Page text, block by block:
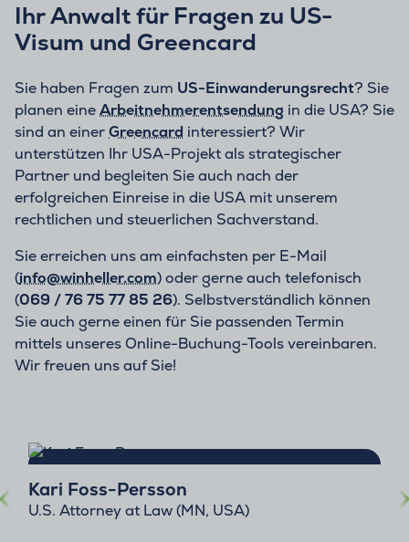
Ihr Anwalt für Fragen zu US-
Visum und Greencard
Sie haben Fragen zum US-Einwanderungsrecht? Sie
planen eineArbeitnehmerentsendung in die USA? Sie
sind an einerGreencard interessiert? Wir
unterstützen Ihr USA-Projekt als strategischer
Partner und begleiten Sie auch nach der
erfolgreichen Einreise in die USA mit unserem
rechtlichen und steuerlichen Sachverstand.
Sie erreichen uns am einfachsten per E-Mail
(info@winheller.com) oder gerne auch telefonisch
(069 / 76 75 77 85 26). Selbstverständlich können
Sie auch gerne einen für Sie passenden Termin
mittels unseres Online-Buchung-Tools vereinbaren.
Wir freuen uns auf Sie!
Kari Foss-Persson
U.S. Attorney at Law (MN, USA)